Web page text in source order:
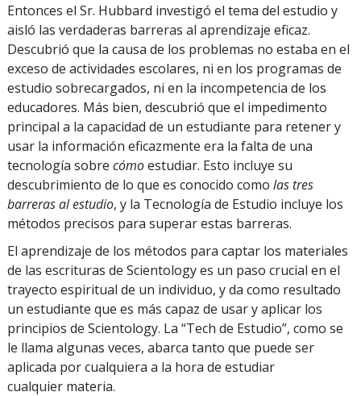
Entonces el Sr. Hubbard investigó el tema del estudio y
aisló las verdaderas barreras al aprendizaje eficaz.
Descubrió que la causa de los problemas no estaba en el
exceso de actividades escolares, ni en los programas de
estudio sobrecargados, ni en la incompetencia de los
educadores. Más bien, descubrió que el impedimento
principal a la capacidad de un estudiante para retener y
usar la información eficazmente era la falta de una
tecnología sobre cómoestudiar. Esto incluye su
descubrimiento de lo que es conocido como las tres
barreras al estudio, y la Tecnología de Estudio incluye los
métodos precisos para superar estas barreras.
El aprendizaje de los métodos para captar los materiales
de las escrituras de Scientology es un paso crucial en el
trayecto espiritual de un individuo, y da como resultado
un estudiante que es más capaz de usar y aplicar los
principios de Scientology. La “Tech de Estudio”, como se
le llama algunas veces, abarca tanto que puede ser
aplicada por cualquiera a la hora de estudiar
cualquier materia.